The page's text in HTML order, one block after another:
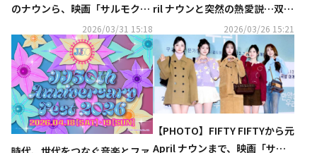
のナウンら、映画「サルモク
池」VIP試写会に出席2026/03/31 15:18
ril ナウンと突然の熱愛説…双方
2026/03/26 15:21
【PHOTO】FIFTY FIFTYから元
April ナウンまで、映画「サヨ